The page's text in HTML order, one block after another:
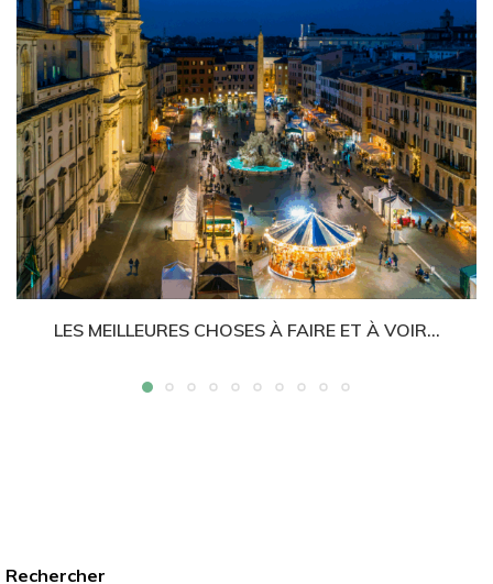
LES MEILLEURES CHOSES À FAIRE ET À VOIR...
Rechercher